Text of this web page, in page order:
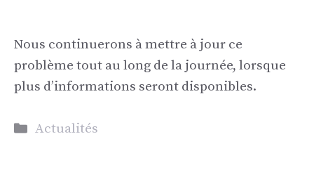
Nous continuerons à mettre à jour ce
problème tout au long de la journée, lorsque
plus d’informations seront disponibles.
Catégories
Actualités